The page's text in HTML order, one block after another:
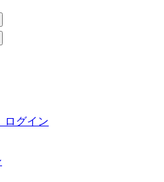
ログイン